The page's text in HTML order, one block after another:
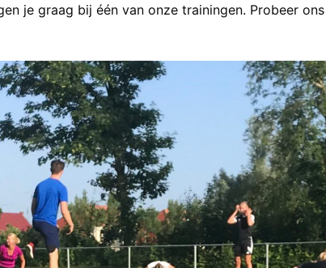
je graag bij één van onze trainingen. Probeer